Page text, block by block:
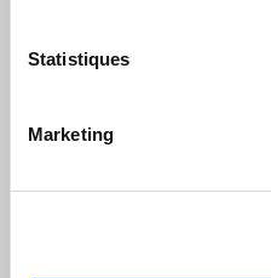
Statistiques
Marketing